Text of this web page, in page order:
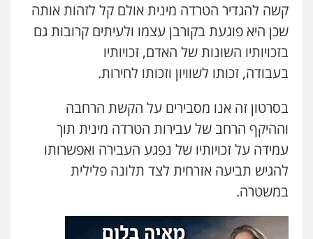
קשה להגדיר הטרדה מינית אולם קל לזהות אותה
שכן היא פוגעת בקורבן עצמו ולעיתים קרובות גם
בזכויותיו השונות של האדם, זכויותיו
בעבודה, זכותו לשוויון וזכותו לחירות.
בסרטון זה אנו מסבירים על הקשת הרחבה
וההיקף הרחב של עבירות הטרדה מינית תוך
עמידה על זכויותיו של נפגע העבירה ואפשרותו
להגיש תביעה אזרחית לצד תלונה פלילית
במשטרה.